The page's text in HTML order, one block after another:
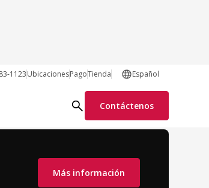
1123UbicacionesPagoTienda Español
Contáctenos
Más información